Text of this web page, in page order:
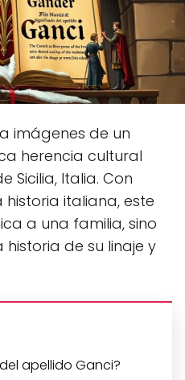
imágenes de un
herencia cultural
Sicilia, Italia. Con
italiana, este
a una familia, sino
de su linaje y
apellido Ganci?